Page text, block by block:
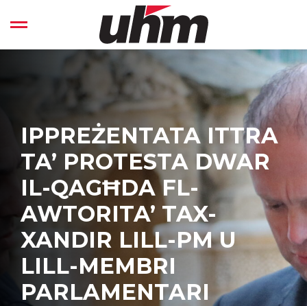
Open left Panel
IPPREŻENTATA ITTRA
TA’ PROTESTA DWAR
IL-QAGĦDA FL-
AWTORITA’ TAX-
XANDIR LILL-PM U
LILL-MEMBRI
PARLAMENTARI